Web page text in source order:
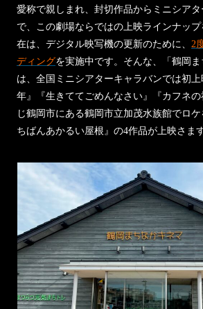
愛称で親しまれ、封切作品からミニシア
で、この劇場ならではの上映ラインナッ
在は、デジタル映写機の更新のために、 2
ディングを実施中です。そんな、「鶴岡
は、全国ミニシアターキャラバンでは初
年』『生きててごめんなさい』『カフネ
じ鶴岡市にある鶴岡市立加茂水族館でロ
ちばんあかるい屋根』の4作品が上映さます